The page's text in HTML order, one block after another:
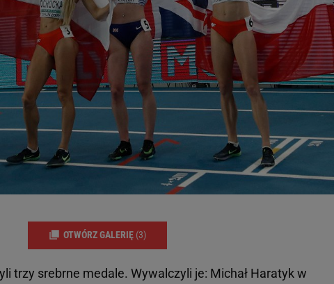
OTWÓRZ GALERIĘ (3)
trzy srebrne medale. Wywalczyli je: Michał Haratyk w